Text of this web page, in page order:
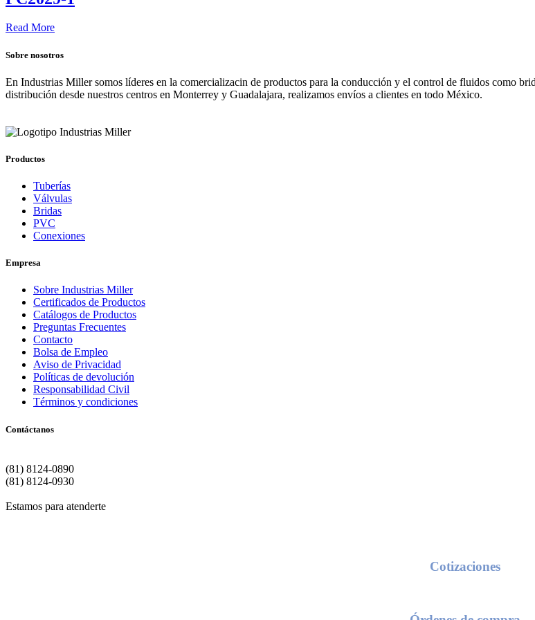
Read More
Sobre nosotros
En Industrias Miller somos líderes en la comercializacin de productos para la conducción y el control de fluidos como
distribución desde nuestros centros en Monterrey y Guadalajara, realizamos envíos a clientes en todo México.
Productos
Tuberías
Válvulas
Bridas
PVC
Conexiones
Empresa
Sobre Industrias Miller
Certificados de Productos
Catálogos de Productos
Preguntas Frecuentes
Contacto
Bolsa de Empleo
Aviso de Privacidad
Políticas de devolución
Responsabilidad Civil
Términos y condiciones
Contáctanos
(81) 8124-0890
(81) 8124-0930
Estamos para atenderte
Cotizaciones